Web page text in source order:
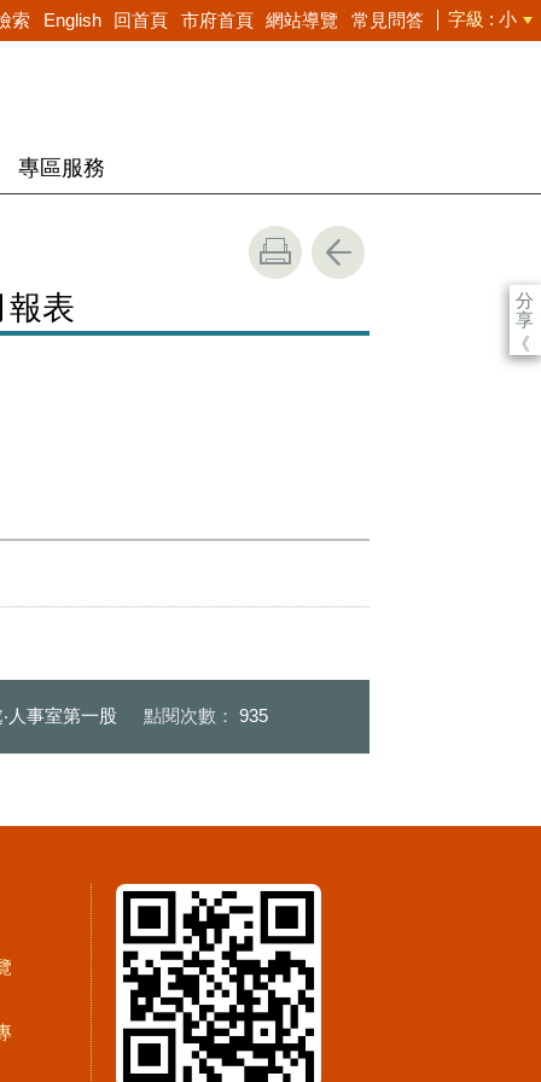
索 English 回首頁 市府首頁 網站導覽 常見問答 字級 小
專區服務
分
享
《
報表
人事室第一股 點閱次數： 935